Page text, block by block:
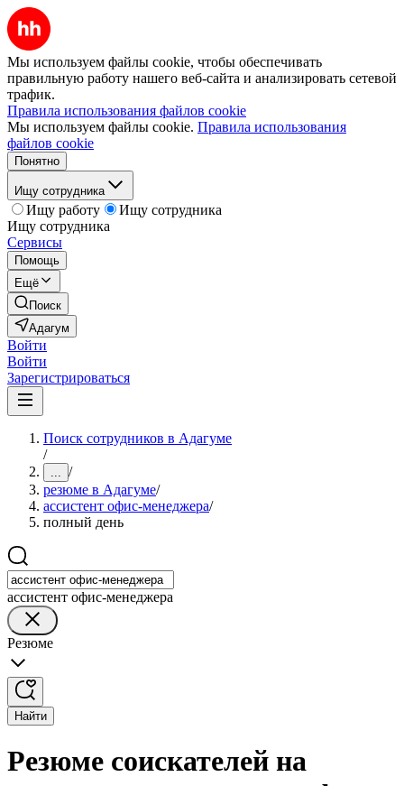
Мы используем файлы cookie, чтобы обеспечивать
правильную работу нашего веб-сайта и анализировать сетевой
трафик.
Правила использования файлов cookie
Мы используем файлы cookie. Правила использования
файлов cookie
Понятно
Ищу сотрудника
Ищу работу
Ищу сотрудника
Ищу сотрудника
Сервисы
Помощь
Ещё
Поиск
Адагум
Войти
Войти
Зарегистрироваться
Поиск сотрудников в Адагуме
/
... /
резюме в Адагуме/
ассистент офис-менеджера/
полный день
ассистент офис-менеджера
Резюме
Найти
Резюме соискателей на